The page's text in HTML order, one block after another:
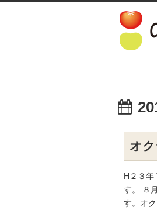
オ
H２３年
す。 ８
す。オ